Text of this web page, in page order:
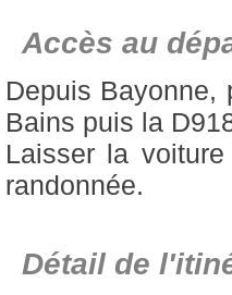
Accès au
Depuis Bayonne,
Bains puis la
Laisser la
randonnée.
Détail de